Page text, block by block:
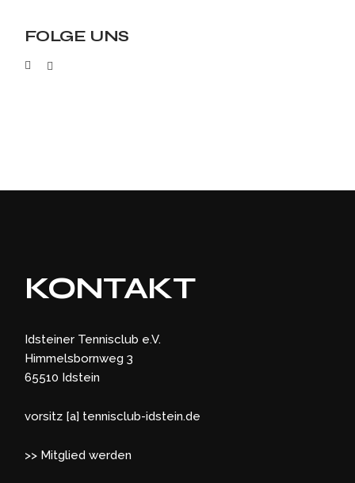
FOLGE UNS
KONTAKT
Idsteiner Tennisclub e.V.
Himmelsbornweg 3
65510 Idstein
vorsitz [a] tennisclub-idstein.de
>> Mitglied werden